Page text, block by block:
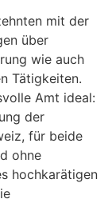
mit der
über
wie auch
Tätigkeiten.
Amt ideal:
der
für beide
ohne
hochkarätigen